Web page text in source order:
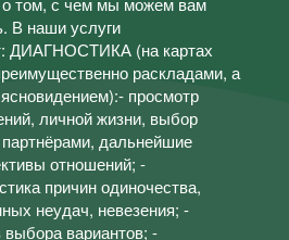
В наши услуги
ДИАГНОСТИКА (на картах
раскладами, а
просмотр
личной жизни, выбор
дальнейшие
отношений; -
причин одиночества,
неудач, невезения; -
выбора вариантов; -